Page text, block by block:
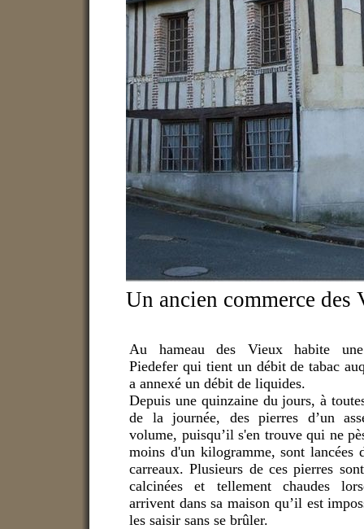
Un ancien commerce
Au hameau des Vieux habite
Piedefer qui tient un débit de tabac
a annexé un débit de liquides.
Depuis une quinzaine du jours, à
de la journée, des pierres d’un
volume, puisqu’il s'en trouve qui ne
moins d'un kilogramme, sont lancées
carreaux. Plusieurs de ces pierres
calcinées et tellement chaudes
arrivent dans sa maison qu’il est
les saisir sans se brûler.